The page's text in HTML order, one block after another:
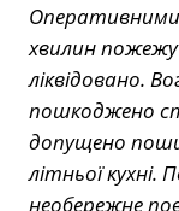
Оперативними
хвилин пожежу
ліквідовано.
пошкоджено
допущено
літньої
необережне